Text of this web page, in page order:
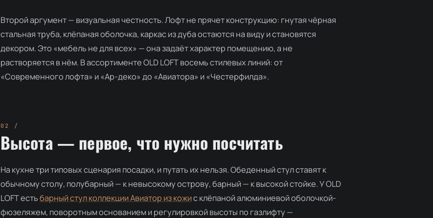
Второй аргумент — визуальная честность. Лофт не прячет конструкцию: гнутая чёрная
стальная труба, клёпаная оболочка, каркас из дуба остаются на виду и становятся
декором. Это «мебель не для всех» — она задаёт характер помещению, а не
растворяется в нём. В ассортименте OLD LOFT восемь стилевых линий: от
«Современного лофта» и «Ар-деко» до «Авиатора» и «Честерфилда».
Высота — первое, что нужно посчитать
На кухне три типовых сценария посадки, и путать их нельзя. Обеденный стул ставят к
обычному столу, полубарный — к невысокому острову, барный — к высокой стойке. У OLD
LOFT естьбарный стул коллекции Авиатор из кожис клёпаной алюминиевой оболочкой-
фюзеляжем, поворотным основанием и регулировкой высоты по газлифту —